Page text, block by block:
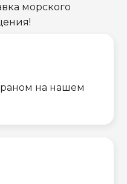
морского
на нашем